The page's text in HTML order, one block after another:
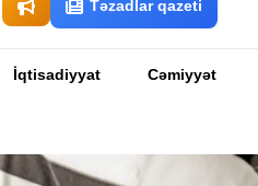
Təzadlar qazeti
İqtisadiyyat Cəmiyyət